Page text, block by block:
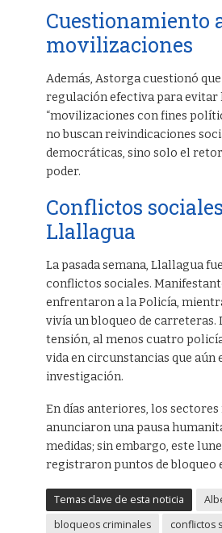
Cuestionamiento
movilizaciones
Además, Astorga cuestionó
regulación efectiva para evitar
“movilizaciones con fines
no buscan reivindicaciones
democráticas, sino solo el
poder.
Conflictos
Llallagua
La pasada semana, Llallagua
conflictos sociales.
enfrentaron a la Policía,
vivía un bloqueo de carreteras.
tensión, al menos cuatro
vida en circunstancias que aún
investigación.
En días anteriores, los
anunciaron una pausa
medidas; sin embargo, este
registraron puntos de bloqueo
Temas clave de esta noticia
bloqueos criminales
conflictos